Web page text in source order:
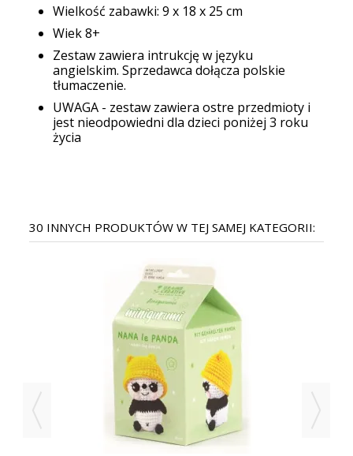
Wielkość zabawki: 9 x 18 x 25 cm
Wiek 8+
Zestaw zawiera intrukcję w języku
angielskim. Sprzedawca dołącza polskie
tłumaczenie.
UWAGA - zestaw zawiera ostre przedmioty i
jest nieodpowiedni dla dzieci poniżej 3 roku
życia
30 INNYCH PRODUKTÓW W TEJ SAMEJ KATEGORII: